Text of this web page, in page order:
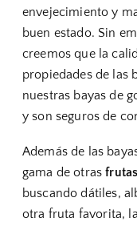
envejecimiento y
buen estado. Sin
creemos que la
propiedades de las
nuestras bayas de
y son seguros de
Además de las
gama de otras
buscando dátiles,
otra fruta favorita,